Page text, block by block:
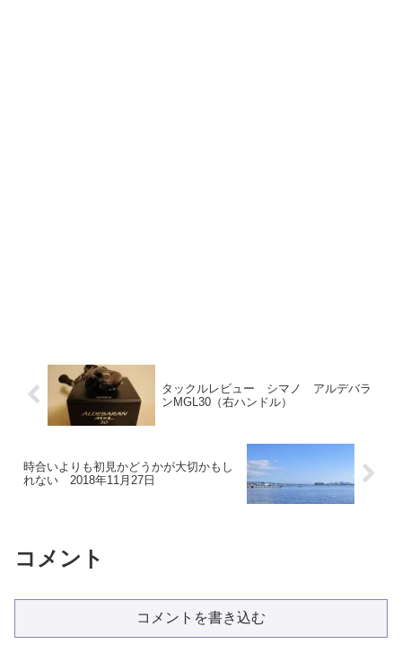
タックルレビュー シマノ アルデバラ
ンMGL30（右ハンドル）
時合いよりも初見かどうかが大切かもし
れない 2018年11月27日
コメント
コメントを書き込む